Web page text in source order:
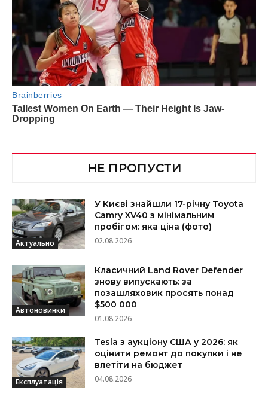
НЕ ПРОПУСТИ
Актуально
У Києві знайшли 17-річну Toyota
Camry XV40 з мінімальним
пробігом: яка ціна (фото)
02.08.2026
Автоновинки
Класичний Land Rover Defender
знову випускають: за
позашляховик просять понад
$500 000
01.08.2026
Експлуатація
Tesla з аукціону США у 2026: як
оцінити ремонт до покупки і не
влетіти на бюджет
04.08.2026